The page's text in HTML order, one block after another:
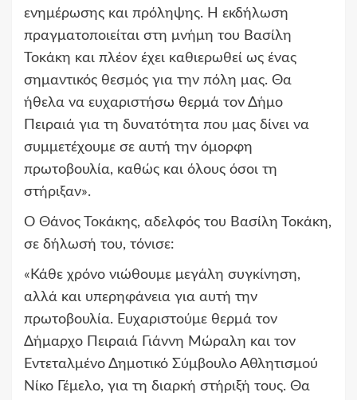
ενημέρωσης και πρόληψης. Η εκδήλωση
πραγματοποιείται στη μνήμη του Βασίλη
Τοκάκη και πλέον έχει καθιερωθεί ως ένας
σημαντικός θεσμός για την πόλη μας. Θα
ήθελα να ευχαριστήσω θερμά τον Δήμο
Πειραιά για τη δυνατότητα που μας δίνει να
συμμετέχουμε σε αυτή την όμορφη
πρωτοβουλία, καθώς και όλους όσοι τη
στήριξαν».
Ο Θάνος Τοκάκης, αδελφός του Βασίλη Τοκάκη,
σε δήλωσή του, τόνισε:
«Κάθε χρόνο νιώθουμε μεγάλη συγκίνηση,
αλλά και υπερηφάνεια για αυτή την
πρωτοβουλία. Ευχαριστούμε θερμά τον
Δήμαρχο Πειραιά Γιάννη Μώραλη και τον
Εντεταλμένο Δημοτικό Σύμβουλο Αθλητισμού
Νίκο Γέμελο, για τη διαρκή στήριξή τους. Θα